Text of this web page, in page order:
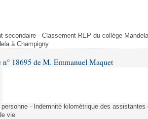
secondaire - Classement REP du collège
à Champigny
n° 18695 de M. Emmanuel Maquet
- Indemnité kilométrique des
vie